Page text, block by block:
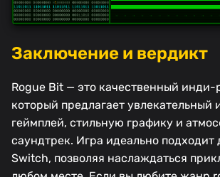
Заключение и вердикт
Rogue Bit — это качественный инди-
который предлагает увлекательный
геймплей, стильную графику и
саундтрек. Игра идеально подходит
Switch, позволяя наслаждаться